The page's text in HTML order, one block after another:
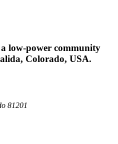
low-power community
Colorado, USA.
81201